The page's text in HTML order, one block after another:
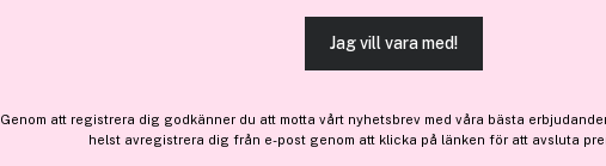
Jag vill vara med!
Genom att registrera dig godkänner du att motta vårt nyhetsbrev med våra bästa
helst avregistrera dig från e-post genom att klicka på länken för att avsluta